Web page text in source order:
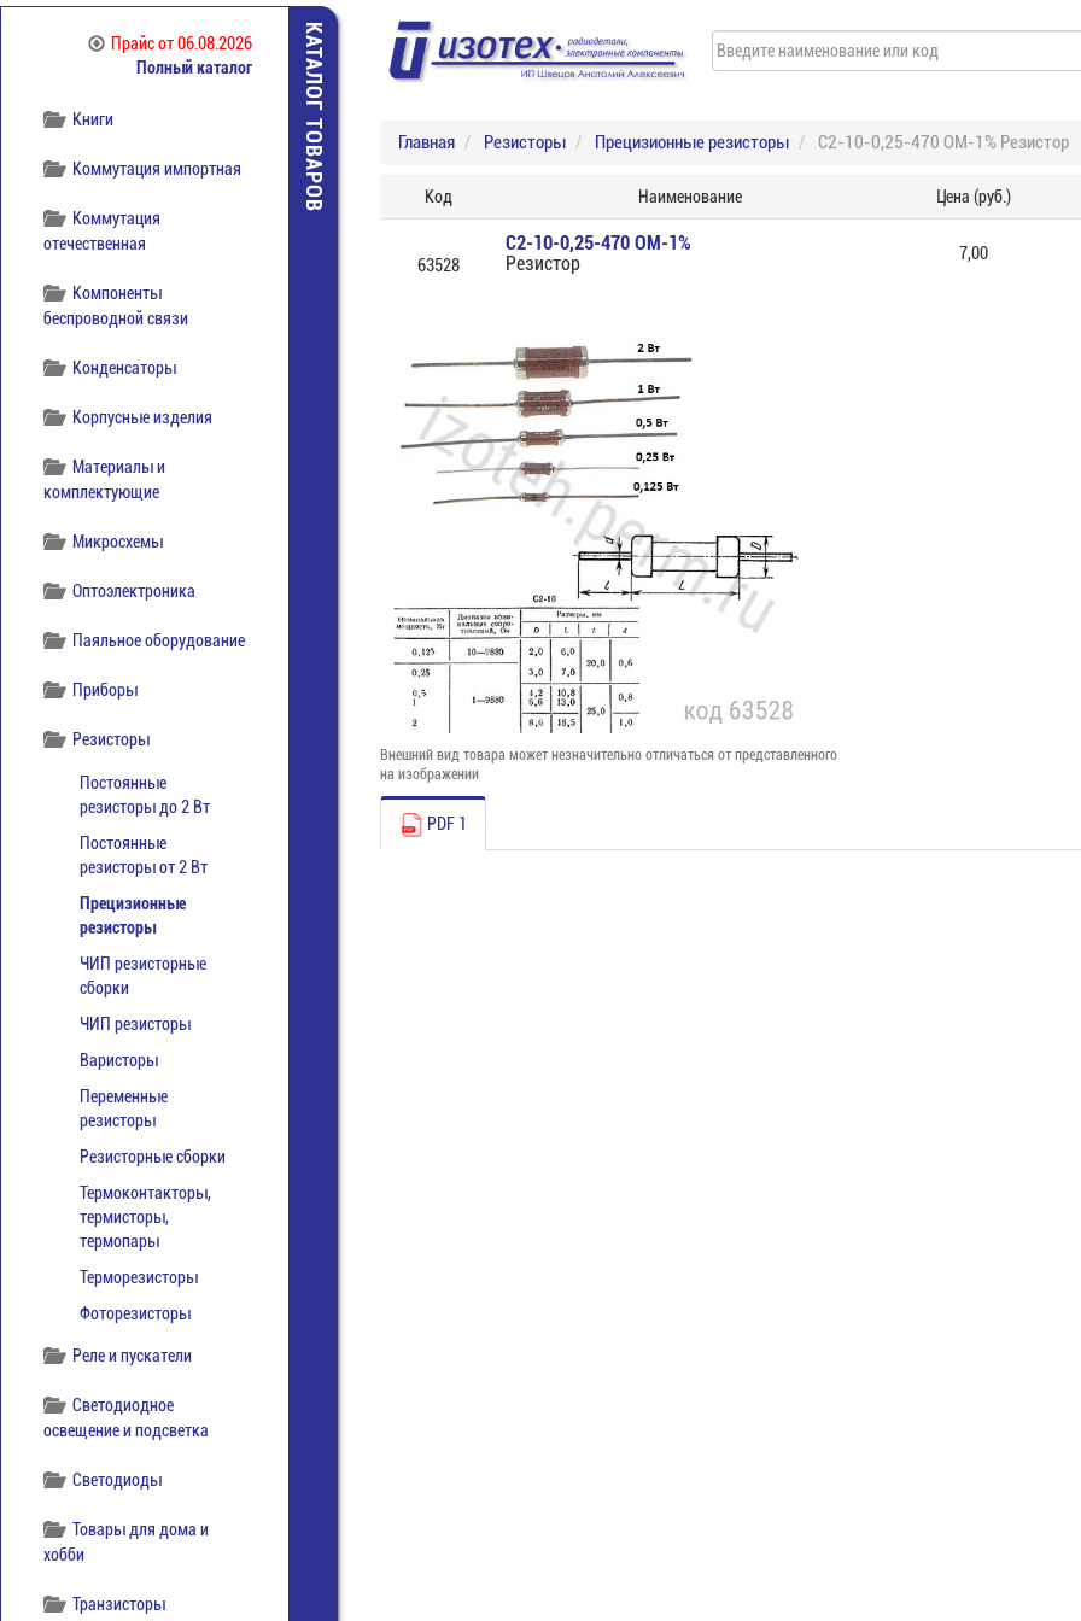
Прайсот 06.08.2026
Полный каталог
Кабельная продукция
Книги
Коммутация импортная
Коммутация
отечественная
Компоненты
беспроводной связи
Конденсаторы
Корпусные изделия
Материалы и
комплектующие
Микросхемы
Оптоэлектроника
Паяльное оборудование
Приборы
Резисторы
Постоянные
резисторы до 2 Вт
Постоянные
резисторы от 2 Вт
Прецизионные
резисторы
ЧИП резисторные
сборки
ЧИП резисторы
Варисторы
Переменные
резисторы
Резисторные сборки
Термоконтакторы,
термисторы,
термопары
Терморезисторы
Фоторезисторы
Реле и пускатели
Светодиодное
освещение и подсветка
Светодиоды
Товары для дома и
хобби
Транзисторы
КАТАЛОГ ТОВАРОВ Главная Резисторы Прецизионные резисторы С2-10-0,25-470 ОМ-1% Резистор
Код Наименование Цена (руб.)
63528
С2-10-0,25-470 ОМ-1%
Резистор
7,00
Внешний вид товара может незначительно отличаться от представленного
на изображении
PDF 1